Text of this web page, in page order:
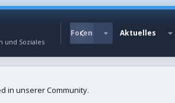
und Soziales
Foren Aktuelles
in unserer Community.